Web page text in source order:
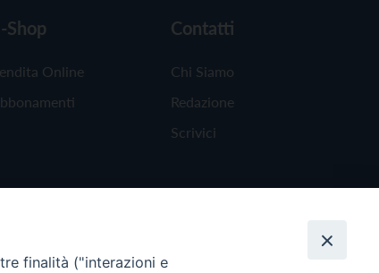
Shop
Online
Contatti
Chi Siamo
Redazione
Scrivici
finalità ("interazioni e